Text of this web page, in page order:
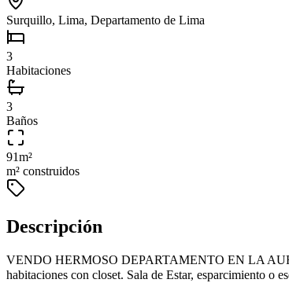
Surquillo, Lima, Departamento de Lima
3
Habitaciones
3
Baños
91m²
m² construidos
Descripción
VENDO HERMOSO DEPARTAMENTO EN LA
habitaciones con closet. Sala de Estar, esparcimiento o